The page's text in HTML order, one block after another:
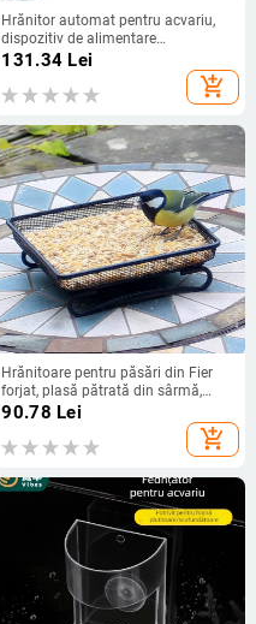
Hrănitor automat pentru acvariu,
dispozitiv de alimentare
programată pentru pești și
131.34 Lei
add_shopping_cart
Hrănitoare pentru păsări din Fier
forjat, plasă pătrată din sârmă,
alimentare manuală, pentru
grădină în aer liber și acvariu
90.78 Lei
add_shopping_cart